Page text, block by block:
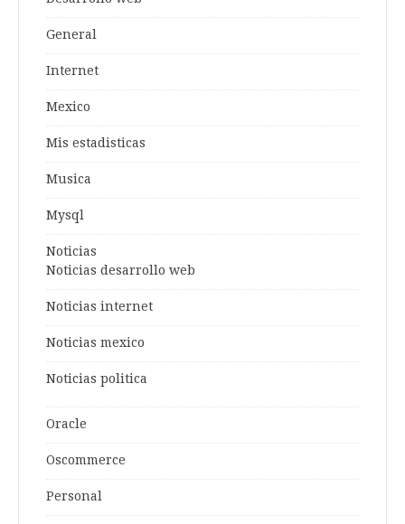
General
Internet
Mexico
Mis estadisticas
Musica
Mysql
Noticias
Noticias desarrollo web
Noticias internet
Noticias mexico
Noticias politica
Oracle
Oscommerce
Personal